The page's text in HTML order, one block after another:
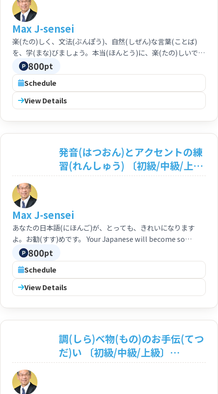
<Intermediate/Advanced:
N3/N2>
楽(たの)しく、文法(ぶんぽう)、自然(しぜん)な言葉(ことば)
を、学(まな)びましょう。本当(ほんとう)に、楽(たの)しいです
よ。お勧(すす)めです。 Let us study appropriate grammar
and native phrase and vocabulary enjoyably. This is really
enjoyable, and recommendable lesson indeed.
Max J-sensei
800pt
Schedule
View Details
発音(はつおん)とアクセントの練
習(れんしゅう) 〔初級/中級/上
級〕 Pronunciation and
nced>
あなたの日本語(にほんご)が、とっても、きれいになります
よ。お勧(すす)めです。 Your Japanese will become so
elegant. This is also recommendable lesson indeed.
Max J-sensei
800pt
Schedule
View Details
調(しら)べ物(もの)のお手伝(てつ
だ)い 〔初級/中級/上級〕
Assistance Service for your